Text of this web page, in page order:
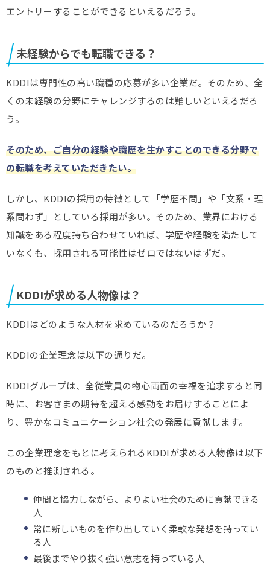
エントリーすることができるといえるだろう。
未経験からでも転職できる？
KDDIは専門性の高い職種の応募が多い企業だ。そのため、全
くの未経験の分野にチャレンジするのは難しいといえるだろ
う。
そのため、ご自分の経験や職歴を生かすことのできる分野で
の転職を考えていただきたい。
しかし、KDDIの採用の特徴として「学歴不問」や「文系・理
系問わず」としている採用が多い。そのため、業界における
知識をある程度持ち合わせていれば、学歴や経験を満たして
いなくも、採用される可能性はゼロではないはずだ。
KDDIが求める人物像は？
KDDIはどのような人材を求めているのだろうか？
KDDIの企業理念は以下の通りだ。
KDDIグループは、全従業員の物心両面の幸福を追求すると同
時に、お客さまの期待を超える感動をお届けすることによ
り、豊かなコミュニケーション社会の発展に貢献します。
この企業理念をもとに考えられるKDDIが求める人物像は以下
のものと推測される。
仲間と協力しながら、よりよい社会のために貢献できる
人
常に新しいものを作り出していく柔軟な発想を持ってい
る人
最後までやり抜く強い意志を持っている人